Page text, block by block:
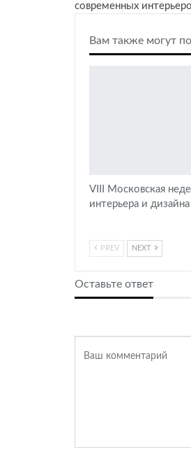
современных
Вам также могут
VIII Московская
интерьера и дизайна
PREV NEXT
Оставьте ответ